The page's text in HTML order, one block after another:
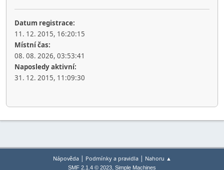
Datum registrace:
11. 12. 2015, 16:20:15
Místní čas:
08. 08. 2026, 03:53:41
Naposledy aktivní:
31. 12. 2015, 11:09:30
Nápověda| Podmínky a pravidla| Nahoru ▲
SMF 2.1.4 © 2023, Simple Machines